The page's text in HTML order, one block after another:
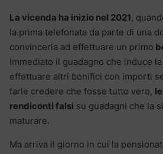
La vicenda ha inizio nel 2021,
la prima telefonata da parte di una
convincerla ad effettuare un primo
Immediato il guadagno che induce
effettuare altri bonifici con importi
farle credere che fosse tutto vero,
rendiconti falsi su guadagni che la
maturare.
Ma arriva il giorno in cui la